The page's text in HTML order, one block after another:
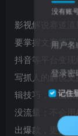
影视解说赛道
要掌握文案撰
抖音等平台变
写抓人的解说
辑技巧，画面
没流量；不会
出爆款，更无
没有账
用户
登录密
记住